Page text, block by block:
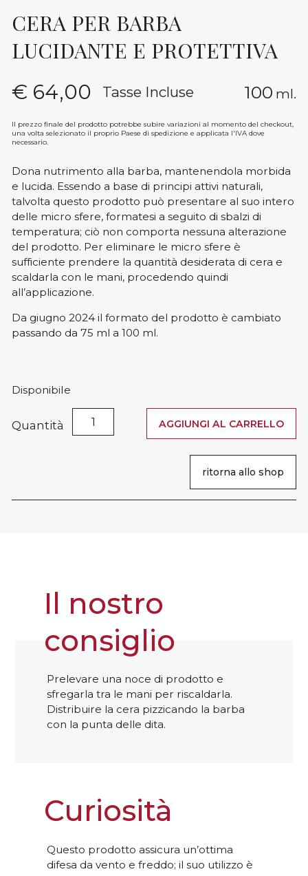
CERA PER BARBA
LUCIDANTE E PROTETTIVA
100 ml.
€ 64,00 Tasse Incluse
Il prezzo finale del prodotto potrebbe subire variazioni al momento del checkout,
una volta selezionato il proprio Paese di spedizione e applicata l'IVA dove
necessario.
Dona nutrimento alla barba, mantenendola morbida
e lucida. Essendo a base di principi attivi naturali,
talvolta questo prodotto può presentare al suo intero
delle micro sfere, formatesi a seguito di sbalzi di
temperatura; ciò non comporta nessuna alterazione
del prodotto. Per eliminare le micro sfere è
sufficiente prendere la quantità desiderata di cera e
scaldarla con le mani, procedendo quindi
all’applicazione.
Da giugno 2024 il formato del prodotto è cambiato
passando da 75 ml a 100 ml.
Disponibile
per
Quantità AGGIUNGI AL CARRELLO
ritorna allo shop
Il nostro
consiglio
Prelevare una noce di prodotto e
sfregarla tra le mani per riscaldarla.
Distribuire la cera pizzicando la barba
con la punta delle dita.
Curiosità
Questo prodotto assicura un’ottima
difesa da vento e freddo; il suo utilizzo è